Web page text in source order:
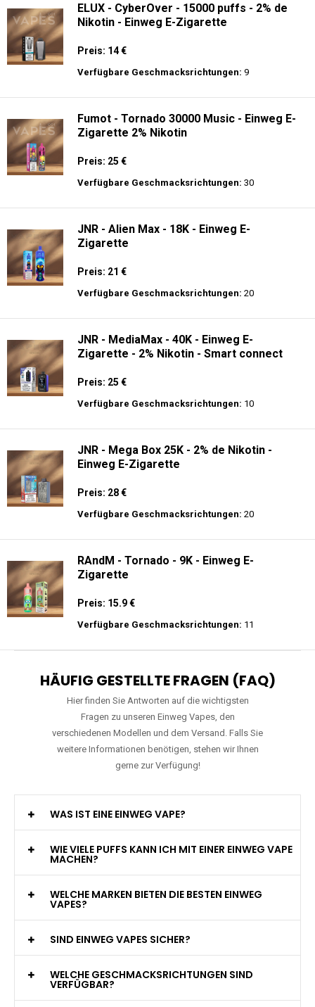
ELUX - CyberOver - 15000 puffs - 2% de
Nikotin - Einweg E-Zigarette
Preis: 14 €
Verfügbare Geschmacksrichtungen: 9
Fumot - Tornado 30000 Music - Einweg E-
Zigarette 2% Nikotin
Preis: 25 €
Verfügbare Geschmacksrichtungen: 30
JNR - Alien Max - 18K - Einweg E-
Zigarette
Preis: 21 €
Verfügbare Geschmacksrichtungen: 20
JNR - MediaMax - 40K - Einweg E-
Zigarette - 2% Nikotin - Smart connect
Preis: 25 €
Verfügbare Geschmacksrichtungen: 10
JNR - Mega Box 25K - 2% de Nikotin -
Einweg E-Zigarette
Preis: 28 €
Verfügbare Geschmacksrichtungen: 20
RAndM - Tornado - 9K - Einweg E-
Zigarette
Preis: 15.9 €
Verfügbare Geschmacksrichtungen: 11
HÄUFIG GESTELLTE FRAGEN (FAQ)
Hier finden Sie Antworten auf die wichtigsten
Fragen zu unseren Einweg Vapes, den
verschiedenen Modellen und dem Versand. Falls Sie
weitere Informationen benötigen, stehen wir Ihnen
gerne zur Verfügung!
WAS IST EINE EINWEG VAPE?
WIE VIELE PUFFS KANN ICH MIT EINER EINWEG VAPE
MACHEN?
WELCHE MARKEN BIETEN DIE BESTEN EINWEG
VAPES?
SIND EINWEG VAPES SICHER?
WELCHE GESCHMACKSRICHTUNGEN SIND
VERFÜGBAR?